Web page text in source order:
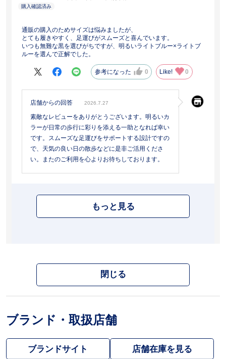
通販の購入のためサイズは悩みましたが、
とても履きやすく、足運びがスムーズと喜んでいます。
いつも無難な黒を選びがちですが、明るいライトブルー×ライトブ
ルーを選んで正解でした。
参考になった 0 Like! 0
店舗からの回答 2026.7.27
素敵なレビューをありがとうございます。明るいカ
ラーが日常の歩行に彩りを添える一助となれば幸い
です。スムーズな足運びをサポートする設計ですの
で、天気の良い日の散歩などに是非ご活用くださ
い。またのご利用を心よりお待ちしております。
もっと見る
閉じる
ブランド・取扱店舗
ブランドサイト